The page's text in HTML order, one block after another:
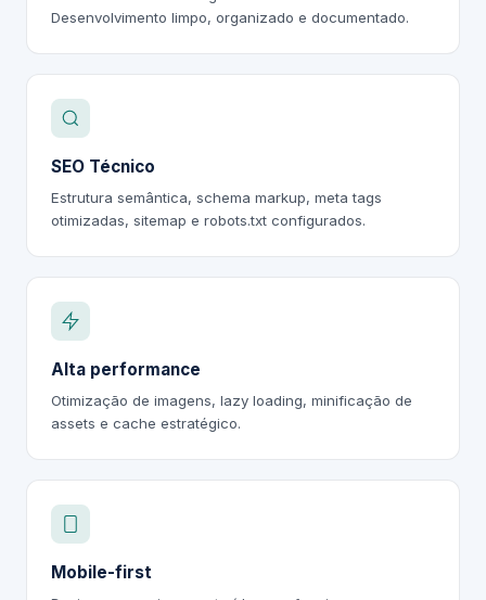
Desenvolvimento limpo, organizado e documentado.
SEO Técnico
Estrutura semântica, schema markup, meta tags
otimizadas, sitemap e robots.txt configurados.
Alta performance
Otimização de imagens, lazy loading, minificação de
assets e cache estratégico.
Mobile-first